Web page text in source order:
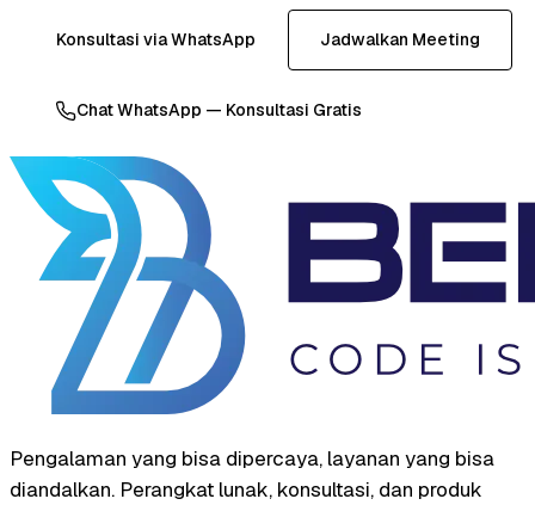
Konsultasi via WhatsApp Jadwalkan Meeting
Chat WhatsApp — Konsultasi Gratis
Pengalaman yang bisa dipercaya, layanan yang bisa
diandalkan. Perangkat lunak, konsultasi, dan produk